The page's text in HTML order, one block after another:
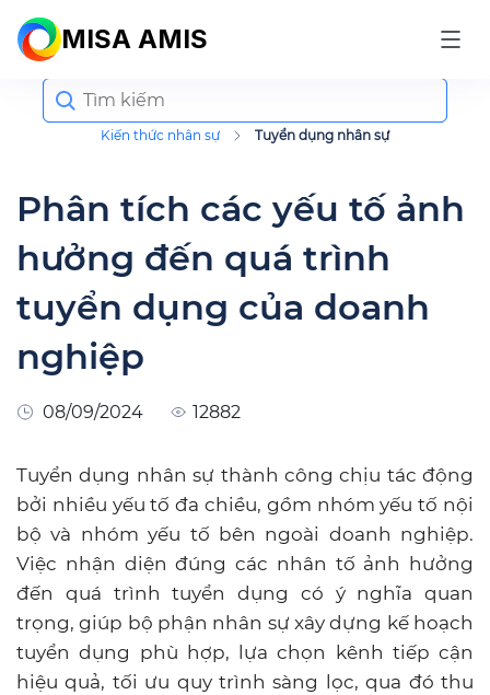
MISA AMIS
Kiến thức nhân sự Tuyển dụng nhân sự
Search
for:
Phân tích các yếu tố ảnh
hưởng đến quá trình
tuyển dụng của doanh
nghiệp
08/09/2024 12882
Tuyển dụng nhân sự thành công chịu tác động
bởi nhiều yếu tố đa chiều, gồm nhóm yếu tố nội
bộ và nhóm yếu tố bên ngoài doanh nghiệp.
Việc nhận diện đúng các nhân tố ảnh hưởng
đến quá trình tuyển dụng có ý nghĩa quan
trọng, giúp bộ phận nhân sự xây dựng kế hoạch
tuyển dụng phù hợp, lựa chọn kênh tiếp cận
hiệu quả, tối ưu quy trình sàng lọc, qua đó thu